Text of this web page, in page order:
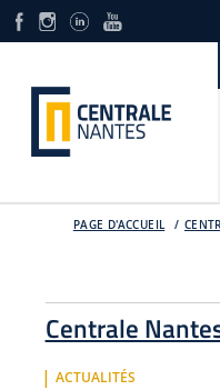
PAGE D'ACCUEIL
Centrale
ACTUALITÉS